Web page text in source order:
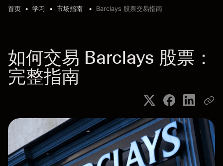
首页 学习 市场指南 Barclays 股票交易指南
如何交易 Barclays 股票：
完整指南